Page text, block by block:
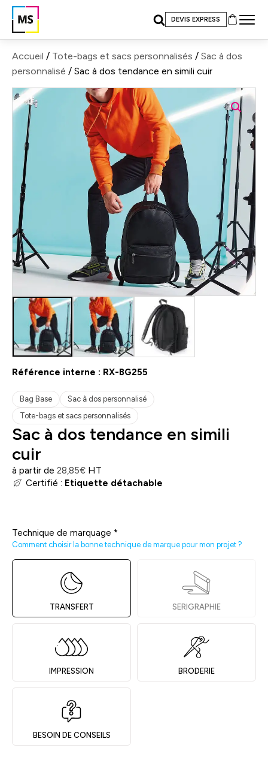
DEVIS EXPRESS
Accueil / Tote-bags et sacs personnalisés / Sac à dos
personnalisé / Sac à dos tendance en simili cuir
Référence interne : RX-BG255
Bag Base
Sac à dos personnalisé
Tote-bags et sacs personnalisés
Sac à dos tendance en simili
cuir
à partir de 28,85€ HT
Certifié : Etiquette détachable
Technique de marquage *
Comment choisir la bonne technique de marque pour mon projet ?
TRANSFERT SERIGRAPHIE
IMPRESSION BRODERIE
BESOIN DE CONSEILS